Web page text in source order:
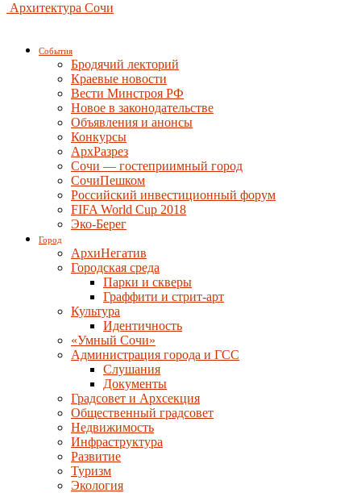
Архитектура Сочи
События
Бродячий лекторий
Краевые новости
Вести Минстроя РФ
Новое в законодательстве
Объявления и анонсы
Конкурсы
АрхРазрез
Сочи — гостеприимный город
СочиПешком
Российский инвестиционный форум
FIFA World Cup 2018
Эко-Берег
Город
АрхиНегатив
Городская среда
Парки и скверы
Граффити и стрит-арт
Культура
Идентичность
«Умный Сочи»
Администрация города и ГСС
Слушания
Документы
Градсовет и Архсекция
Общественный градсовет
Недвижимость
Инфраструктура
Развитие
Туризм
Экология